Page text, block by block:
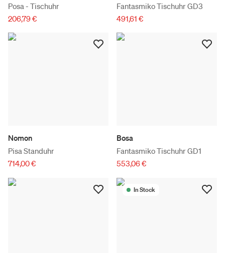
Posa - Tischuhr
206,79 €
Fantasmiko Tischuhr GD3
491,61 €
Nomon
Pisa Standuhr
714,00 €
Bosa
Fantasmiko Tischuhr GD1
553,06 €
In Stock